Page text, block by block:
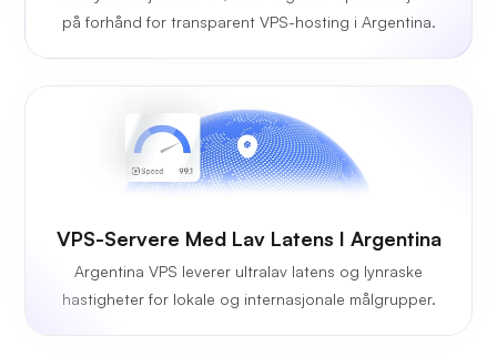
på forhånd for transparent VPS-hosting i Argentina.
VPS-Servere Med Lav Latens I Argentina
Argentina VPS leverer ultralav latens og lynraske
hastigheter for lokale og internasjonale målgrupper.